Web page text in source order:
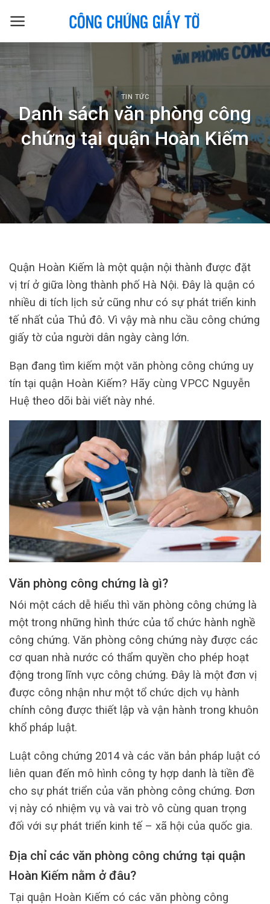
TIN TỨC
Danh sách văn phòng công
chứng tại quận Hoàn Kiếm
Quận Hoàn Kiếm là một quận nội thành được đặt
vị trí ở giữa lòng thành phố Hà Nội. Đây là quận có
nhiều di tích lịch sử cũng như có sự phát triển kinh
tế nhất của Thủ đô. Vì vậy mà nhu cầu công chứng
giấy tờ của người dân ngày càng lớn.
Bạn đang tìm kiếm một văn phòng công chứng uy
tín tại quận Hoàn Kiếm? Hãy cùng VPCC Nguyễn
Huệ theo dõi bài viết này nhé.
Văn phòng công chứng là gì?
Nói một cách dễ hiểu thì văn phòng công chứng là
một trong những hình thức của tổ chức hành nghề
công chứng. Văn phòng công chứng này được các
cơ quan nhà nước có thẩm quyền cho phép hoạt
động trong lĩnh vực công chứng. Đây là một đơn vị
được công nhận như một tổ chức dịch vụ hành
chính công được thiết lập và vận hành trong khuôn
khổ pháp luật.
Luật công chứng 2014 và các văn bản pháp luật có
liên quan đến mô hình công ty hợp danh là tiền đề
cho sự phát triển của văn phòng công chứng. Đơn
vị này có nhiệm vụ và vai trò vô cùng quan trọng
đối với sự phát triển kinh tế – xã hội của quốc gia.
Địa chỉ các văn phòng công chứng tại quận
Hoàn Kiếm nằm ở đâu?
Tại quận Hoàn Kiếm có các văn phòng công